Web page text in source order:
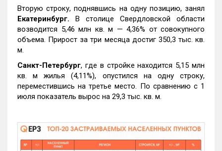
Вторую строку, поднявшись на одну позицию, занял
Екатеринбург. В столице Свердловской области
возводится 5,46 млн кв. м — 4,36% от совокупного
объема. Прирост за три месяца достиг 350,3 тыс. кв.
м.
Санкт-Петербург, где в стройке находится 5,15 млн
кв. м жилья (4,11%), опустился на одну строку,
переместившись на третье место. По сравнению с 1
июля показатель вырос на 29,3 тыс. кв. м.